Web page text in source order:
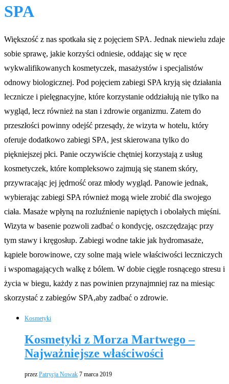
SPA
Większość z nas spotkała się z pojęciem SPA. Jednak niewielu zdaje
sobie sprawę, jakie korzyści odniesie, oddając się w ręce
wykwalifikowanych kosmetyczek, masażystów i specjalistów
odnowy biologicznej. Pod pojęciem zabiegi SPA kryją się działania
lecznicze i pielęgnacyjne, które korzystanie oddziałują nie tylko na
wygląd, lecz również na stan i zdrowie organizmu. Zatem do
przeszłości powinny odejść przesądy, że wizyta w hotelu, który
oferuje dodatkowo zabiegi SPA, jest skierowana tylko do
piękniejszej płci. Panie oczywiście chętniej korzystają z usług
kosmetyczek, które kompleksowo zajmują się stanem skóry,
przywracając jej jędrność oraz młody wygląd. Panowie jednak,
wybierając zabiegi SPA również mogą wiele zrobić dla swojego
ciała. Masaże wpłyną na rozluźnienie napiętych i obolałych mięśni.
Wizyta w basenie pozwoli zadbać o kondycję, oszczędzając przy
tym stawy i kręgosłup. Zabiegi wodne takie jak hydromasaże,
kąpiele borowinowe, czy solne mają wiele właściwości leczniczych
i wspomagających walkę z bólem. W dobie cięgle rosnącego stresu i
życia w biegu, każdy z nas powinien przynajmniej raz na miesiąc
skorzystać z zabiegów SPA,aby zadbać o zdrowie.
Kosmetyki
Kosmetyki z Morza Martwego –
Najważniejsze właściwości
przez Patrycja Nowak 7 marca 2019